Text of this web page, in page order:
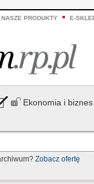
PRODUKTY E-
Ekonomia i biznes
Zobacz ofertę